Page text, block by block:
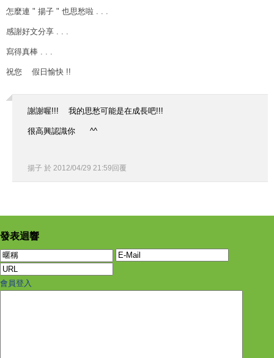
怎麼連 " 揚子 " 也思愁啦 . . .
感謝好文分享 . . .
寫得真棒 . . .
祝您 假日愉快 !!
謝謝喔!!! 我的思愁可能是在成長吧!!!
很高興認識你 ^^
揚子 於 2012/04/29 21:59 回覆
發表迴響
會員登入